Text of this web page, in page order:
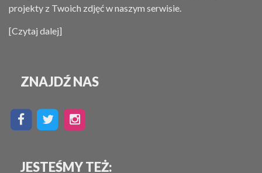
projekty z Twoich zdjęć w naszym serwisie.
[Czytaj dalej]
ZNAJDŹ NAS
JESTEŚMY TEŻ: